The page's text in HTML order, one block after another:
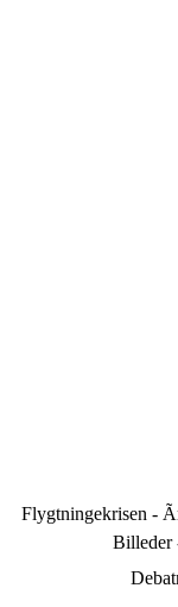
Flygtningekrisen - Ã
Billeder